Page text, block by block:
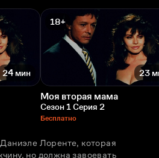
24 мин
18+
23
Моя вторая мама
Сезон 1 Серия 2
Бесплатно
Лоренте, которая
но должна завоевать